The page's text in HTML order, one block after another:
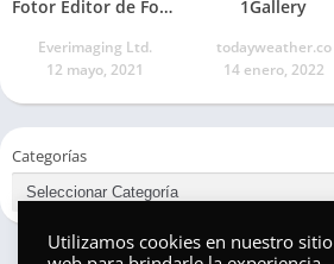
Fotor Editor de Fotos
Everimaging Ltd.
12 mayo, 2021
1Gallery
todayweather.co
14 enero, 2022
Categorías
Utilizamos cookies en nuestro sitio